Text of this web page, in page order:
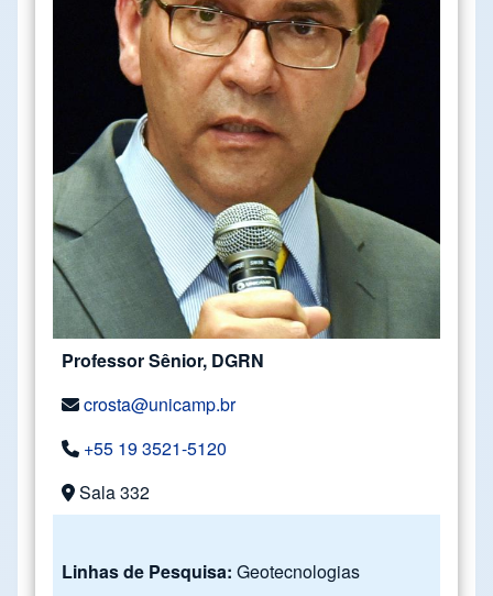
Professor Sênior, DGRN
crosta@unicamp.br
+55 19 3521-5120
Sala 332
Linhas de Pesquisa: Geotecnologias